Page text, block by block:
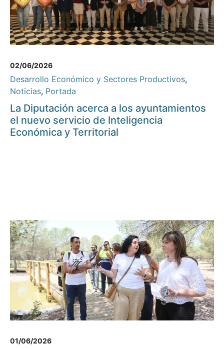
02/06/2026
Desarrollo Económico y Sectores Productivos,
Noticias, Portada
La Diputación acerca a los ayuntamientos
el nuevo servicio de Inteligencia
Económica y Territorial
01/06/2026